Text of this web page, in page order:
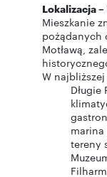
Lokalizacja
Mieszkanie
pożądanych
Motławą,
W
Długie
tereny